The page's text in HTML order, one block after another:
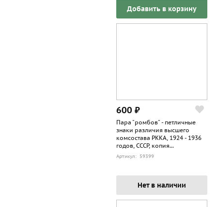
Добавить в корзину
600 ₽
Пара "ромбов" - петличные
знаки различия высшего
комсостава РККА, 1924 - 1936
годов, СССР, копия...
Артикул: 59399
Нет в наличии